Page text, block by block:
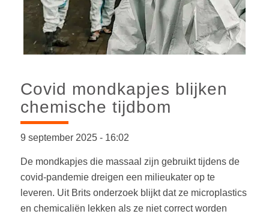
Covid mondkapjes blijken
chemische tijdbom
9 september 2025 -16:02
De mondkapjes die massaal zijn gebruikt tijdens de
covid-pandemie dreigen een milieukater op te
leveren. Uit Brits onderzoek blijkt dat ze microplastics
en chemicaliën lekken als ze niet correct worden